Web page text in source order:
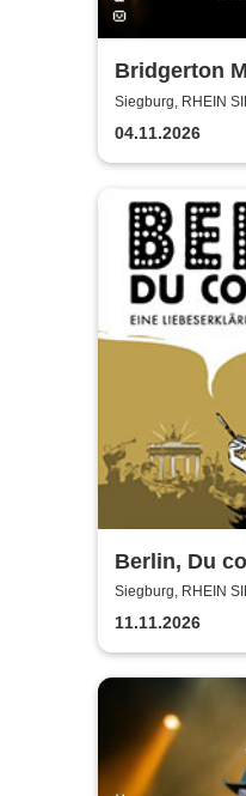
Bridgerton
Siegburg, RHEIN
04.11.2026
Berlin, Du
Siegburg, RHEIN
11.11.2026